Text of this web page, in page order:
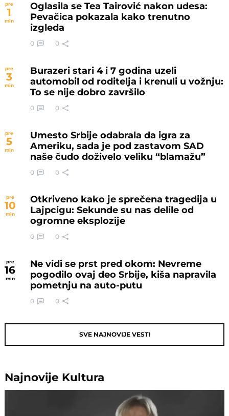
pre
1
min
Oglasila se Tea Tairović nakon udesa:
Pevačica pokazala kako trenutno
izgleda
0 0
pre
3
min
Burazeri stari 4 i 7 godina uzeli
automobil od roditelja i krenuli u vožnju:
To se nije dobro završilo
0 0
pre
5
min
Umesto Srbije odabrala da igra za
Ameriku, sada je pod zastavom SAD
naše čudo doživelo veliku “blamažu”
0 0
pre
10
min
Otkriveno kako je sprečena tragedija u
Lajpcigu: Sekunde su nas delile od
ogromne eksplozije
0 0
pre
16
min
Ne vidi se prst pred okom: Nevreme
pogodilo ovaj deo Srbije, kiša napravila
pometnju na auto-putu
0 0
SVE NAJNOVIJE VESTI
Najnovije Kultura